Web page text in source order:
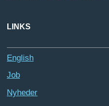
LINKS
English
Job
Nyheder